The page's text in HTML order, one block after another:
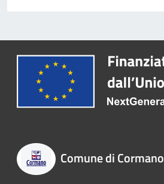
Comune di Cormano